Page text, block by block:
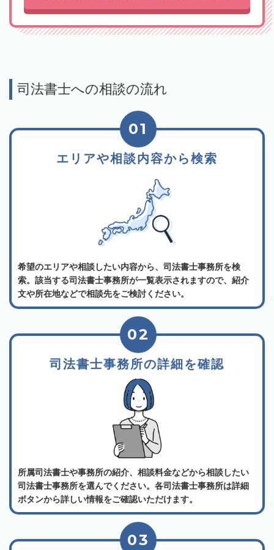
司法書士への相談の流れ
エリアや相談内容から検索
01
希望のエリアや相談したい内容から、司法書士事務所を検
索。該当する司法書士事務所が一覧表示されますので、紹介
文や所在地などで相談先をご検討ください。
司法書士事務所の詳細を確認
02
所属司法書士や事務所の紹介、相談料金などから相談したい
司法書士事務所を選んでください。各司法書士事務所は詳細
ボタンから詳しい情報をご確認いただけます。
03